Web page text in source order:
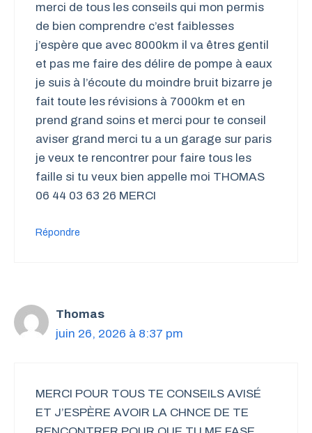
merci de tous les conseils qui mon permis
de bien comprendre c’est faiblesses
j’espère que avec 8000km il va êtres gentil
et pas me faire des délire de pompe à eaux
je suis à l’écoute du moindre bruit bizarre je
fait toute les révisions à 7000km et en
prend grand soins et merci pour te conseil
aviser grand merci tu a un garage sur paris
je veux te rencontrer pour faire tous les
faille si tu veux bien appelle moi THOMAS
06 44 03 63 26 MERCI
Répondre
Thomas
juin 26, 2026 à 8:37 pm
MERCI POUR TOUS TE CONSEILS AVISÉ
ET J’ESPÈRE AVOIR LA CHNCE DE TE